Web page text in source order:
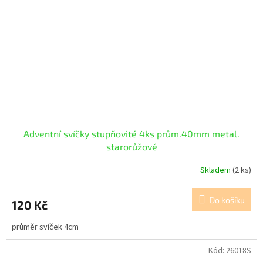
Adventní svíčky stupňovité 4ks prům.40mm metal.
starorůžové
Skladem (2 ks)
120 Kč Do košíku
průměr svíček 4cm
Kód: 26018S